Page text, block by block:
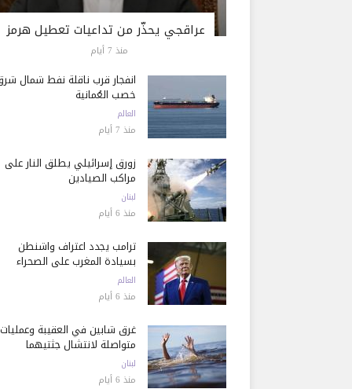
عراقجي يحذّر من تداعيات تعطيل هرمز
منذ 7 أيام
انفجار قرب ناقلة نفط شمال
خصب العُمانية
العالم
منذ 7 أيام
زورق إسرائيلي يطلق النار على
مراكب الصيادين
لبنان
منذ 6 أيام
ترامب يجدد اعتراف واشنطن
بسيادة المغرب على الصحراء
العالم
منذ 6 أيام
غرق شابين في العقيبة وعمليات
متواصلة لانتشال جثتيهما
لبنان
منذ 6 أيام